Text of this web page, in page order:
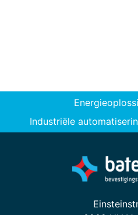
Industriële